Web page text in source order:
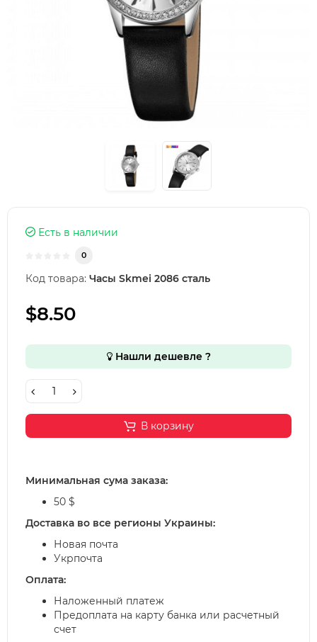
Есть в наличии
0
Код товара: Часы Skmei 2086 сталь
$8.50
Нашли дешевле ?
В корзину
Минимальная сума заказа:
50 $
Доставка во все регионы Украины:
Новая почта
Укрпочта
Оплата:
Наложенный платеж
Предоплата на карту банка или расчетный
счет